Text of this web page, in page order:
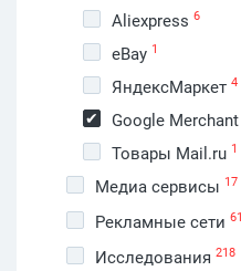
Aliexpress 6
eBay 1
ЯндексМаркет 4
Google Merchant
Товары Mail.ru 1
Медиа сервисы 17
Рекламные сети 61
Исследования 218